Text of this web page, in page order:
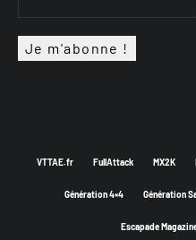
VTTAE.fr FullAttack MX2K
Génération 4×4 Génération
Escapade